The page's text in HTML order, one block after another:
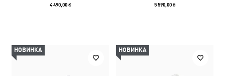
4 490,00 ₴ 5 590,00 ₴
НОВИНКА НОВИНКА